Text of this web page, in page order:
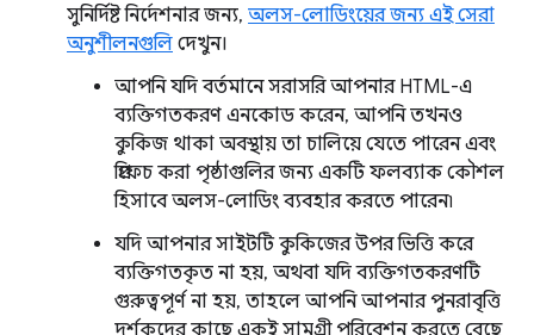
সুনির্দিষ্ট নির্দেশনার জন্য, অলস-লোডিংয়ের জন্য এই সেরা
অনুশীলনগুলি দেখুন।
আপনি যদি বর্তমানে সরাসরি আপনার HTML-এ
ব্যক্তিগতকরণ এনকোড করেন, আপনি তখনও
কুকিজ থাকা অবস্থায় তা চালিয়ে যেতে পারেন এবং
প্রিফেচ করা পৃষ্ঠাগুলির জন্য একটি ফলব্যাক কৌশল
হিসাবে অলস-লোডিং ব্যবহার করতে পারেন৷
যদি আপনার সাইটটি কুকিজের উপর ভিত্তি করে
ব্যক্তিগতকৃত না হয়, অথবা যদি ব্যক্তিগতকরণটি
গুরুত্বপূর্ণ না হয়, তাহলে আপনি আপনার পুনরাবৃত্তি
দর্শকদের কাছে একই সামগ্রী পরিবেশন করতে বেছে